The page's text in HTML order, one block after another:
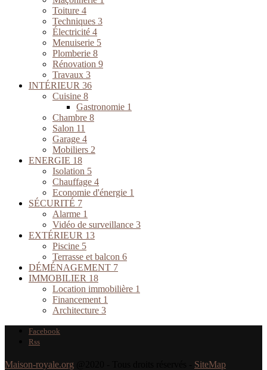
Toiture 4
Techniques 3
Électricité 4
Menuiserie 5
Plomberie 8
Rénovation 9
Travaux 3
INTÉRIEUR 36
Cuisine 8
Gastronomie 1
Chambre 8
Salon 11
Garage 4
Mobiliers 2
ENERGIE 18
Isolation 5
Chauffage 4
Economie d'énergie 1
SÉCURITÉ 7
Alarme 1
Vidéo de surveillance 3
EXTÉRIEUR 13
Piscine 5
Terrasse et balcon 6
DÉMÉNAGEMENT 7
IMMOBILIER 18
Location immobilière 1
Financement 1
Architecture 3
Facebook
Rss
Maison-royale.org SiteMap